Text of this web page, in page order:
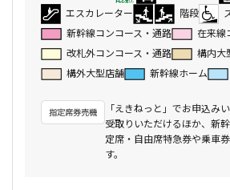
エスカレーター
階段
新幹線コンコース・通路
在来線
改札外コンコース・通路
構内大
構外大型店舗
新幹線ホーム
「えきねっと」でお申込み
受取りいただけるほか、新
定席・自由席特急券や乗車
す。